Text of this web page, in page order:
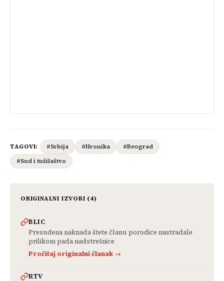
TAGOVI: #Srbija #Hronika
#Beograd
#Sud i tužilaštvo
ORIGINALNI IZVORI (4)
BLIC
Presuđena naknada štete članu porodice nastradale
prilikom pada nadstrešnice
Pročitaj originalni članak →
RTV